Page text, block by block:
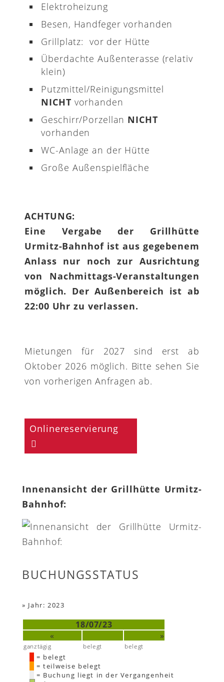
Elektroheizung
Besen, Handfeger vorhanden
Grillplatz: vor der Hütte
Überdachte Außenterasse (relativ
klein)
Putzmittel/Reinigungsmittel
NICHT vorhanden
Geschirr/Porzellan NICHT
vorhanden
WC-Anlage an der Hütte
Große Außenspielfläche
ACHTUNG:
Eine Vergabe der Grillhütte
Urmitz-Bahnhof ist aus gegebenem
Anlass nur noch zur Ausrichtung
von Nachmittags-Veranstaltungen
möglich. Der Außenbereich ist ab
22:00 Uhr zu verlassen.
Mietungen für 2027 sind erst ab
Oktober 2026 möglich. Bitte sehen Sie
von vorherigen Anfragen ab.
Onlinereservierung
Innenansicht der Grillhütte Urmitz-
Bahnhof:
BUCHUNGSSTATUS
» Jahr: 2023
18/07/23
«
»
ganztägig belegt belegt
= belegt
= teilweise belegt
= Buchung liegt in der Vergangenheit